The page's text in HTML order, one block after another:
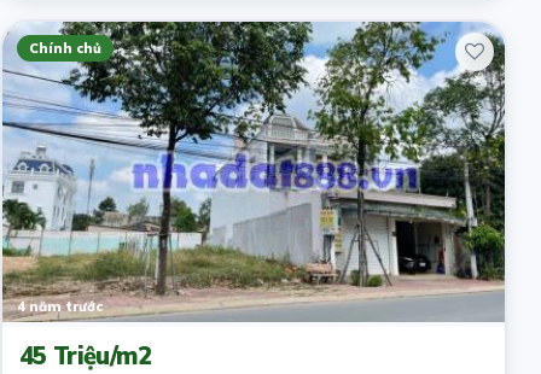
Chính chủ
4 năm trước
45 Triệu/m2